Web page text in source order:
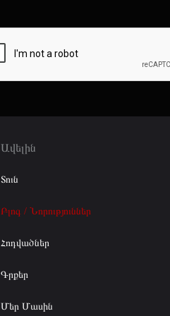
Ավելին
Տուն
Բլոգ / Նորություններ
Հոդվածներ
Գրքեր
Մեր Մասին